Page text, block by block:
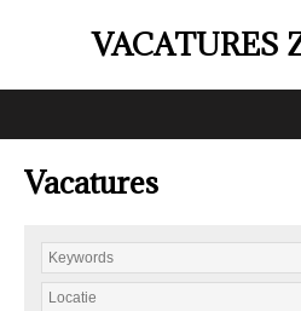
VACATURES
Vacatures